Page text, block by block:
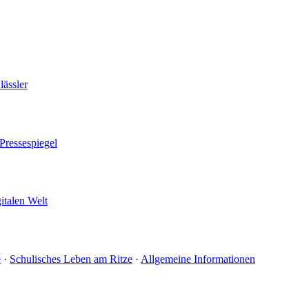
Pressespiegel
Welt
· Schulisches Leben am Ritze · Allgemeine Informationen